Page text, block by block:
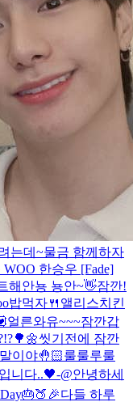
는데~물금 함께하자
한승우 [Fade]
해 안뇽 뇽안~👋잠깐!
밥먹자🍴 앨리스치킨
얼른와유~~~잠깐갑
씻기전에 잠깐
이야🤚🏻룰룰루룰
니다..🖤-@안녕하세
다들 하루